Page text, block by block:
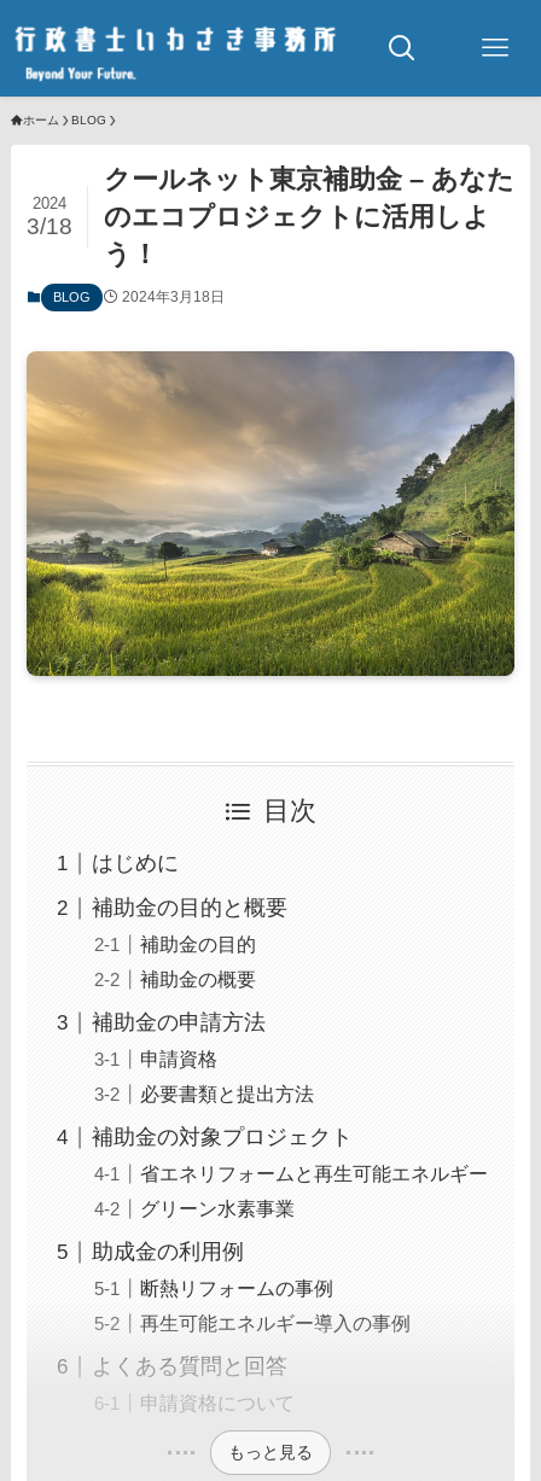
ホーム BLOG
クールネット東京補助金 – あなた
のエコプロジェクトに活用しよ
う！
2024
3/18
BLOG 2024年3月18日
目次
はじめに
補助金の目的と概要
補助金の目的
補助金の概要
補助金の申請方法
申請資格
必要書類と提出方法
補助金の対象プロジェクト
省エネリフォームと再生可能エネルギー
グリーン水素事業
助成金の利用例
断熱リフォームの事例
再生可能エネルギー導入の事例
よくある質問と回答
申請資格について
もっと見る